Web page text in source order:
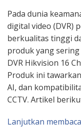
Pada dunia
digital video (DVR)
berkualitas tinggi
produk yang
DVR Hikvision 16
Produk ini
AI, dan
CCTV. Artikel
Lanjutkan